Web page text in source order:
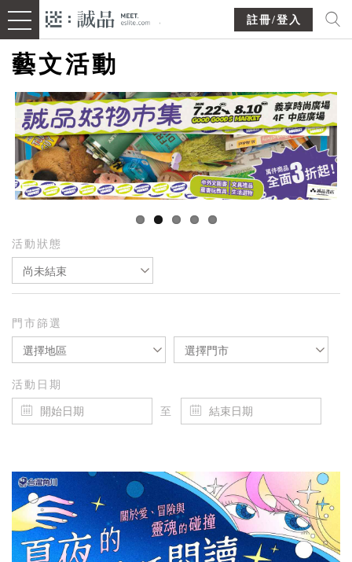
註冊/登入
藝文活動
活動狀態
尚未結束
門市篩選
選擇地區 選擇門市
活動日期
至